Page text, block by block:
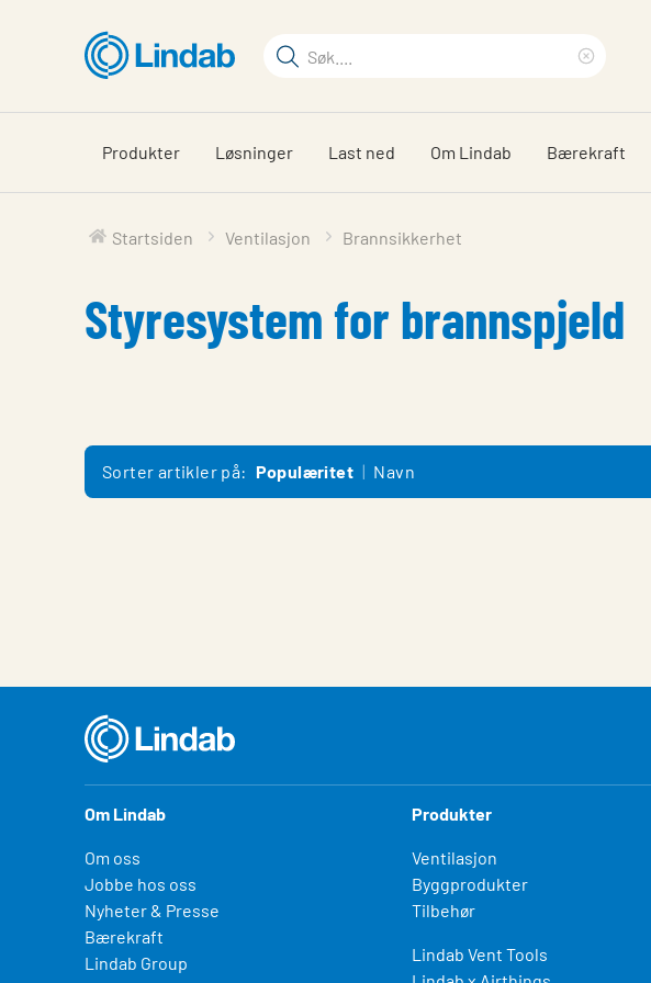
hovedinnhold
Søkeord
på
siden
search
phrase
Produkter Løsninger Last ned Om Lindab Bærekraft
Startsiden Ventilasjon Brannsikkerhet
Styresystem for brannspjeld
Sorter artikler på: Populæritet Navn
Om Lindab
Om oss
Jobbe hos oss
Nyheter & Presse
Bærekraft
Lindab Group
Produkter
Ventilasjon
Byggprodukter
Tilbehør
Lindab Vent Tools